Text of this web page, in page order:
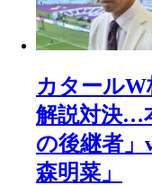
カタール
解説対決…
の後継者」
森明菜」